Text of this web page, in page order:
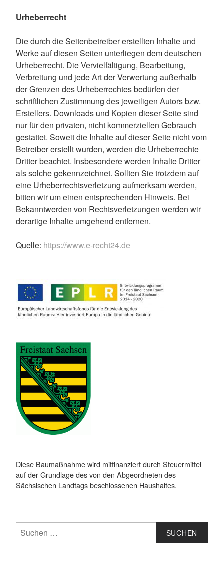
Urheberrecht
Die durch die Seitenbetreiber erstellten Inhalte und
Werke auf diesen Seiten unterliegen dem deutschen
Urheberrecht. Die Vervielfältigung, Bearbeitung,
Verbreitung und jede Art der Verwertung außerhalb
der Grenzen des Urheberrechtes bedürfen der
schriftlichen Zustimmung des jeweiligen Autors bzw.
Erstellers. Downloads und Kopien dieser Seite sind
nur für den privaten, nicht kommerziellen Gebrauch
gestattet. Soweit die Inhalte auf dieser Seite nicht vom
Betreiber erstellt wurden, werden die Urheberrechte
Dritter beachtet. Insbesondere werden Inhalte Dritter
als solche gekennzeichnet. Sollten Sie trotzdem auf
eine Urheberrechtsverletzung aufmerksam werden,
bitten wir um einen entsprechenden Hinweis. Bei
Bekanntwerden von Rechtsverletzungen werden wir
derartige Inhalte umgehend entfernen.
Quelle: https://www.e-recht24.de
Diese Baumaßnahme wird mitfinanziert durch Steuermittel
auf der Grundlage des von den Abgeordneten des
Sächsischen Landtags beschlossenen Haushaltes.
Suchen
nach: